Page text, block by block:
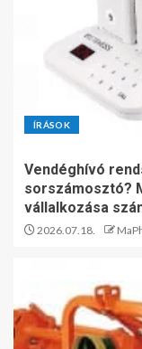
ÍRÁSOK
Vendéghívó
sorszámosztó?
vállalkozása
2026.07.18.